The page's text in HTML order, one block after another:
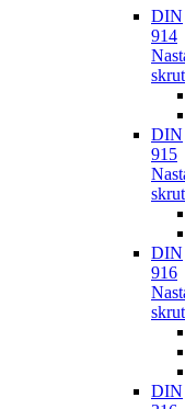
DIN
914
DIN
915
DIN
916
DIN